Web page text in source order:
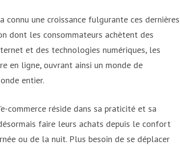
connu une croissance fulgurante ces dernières
dont les consommateurs achètent des
et des technologies numériques, les
en ligne, ouvrant ainsi un monde de
entier.
commerce réside dans sa praticité et sa
faire leurs achats depuis le confort
ou de la nuit. Plus besoin de se déplacer